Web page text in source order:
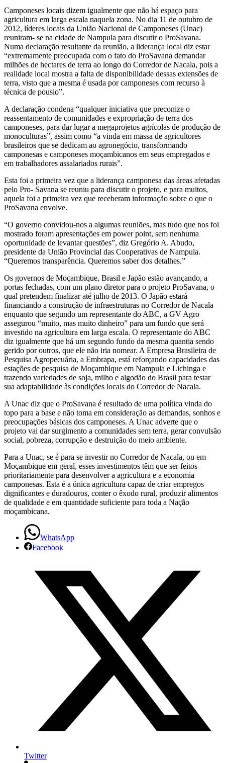
Camponeses locais dizem igualmente que não há espaço para
agricultura em larga escala naquela zona. No dia 11 de outubro de
2012, líderes locais da União Nacional de Camponeses (Unac)
reuniram- se na cidade de Nampula para discutir o ProSavana.
Numa declaração resultante da reunião, a liderança local diz estar
“extremamente preocupada com o fato do ProSavana demandar
milhões de hectares de terra ao longo do Corredor de Nacala, pois a
realidade local mostra a falta de disponibilidade dessas extensões de
terra, visto que a mesma é usada por camponeses com recurso à
técnica de pousio”.
A declaração condena “qualquer iniciativa que preconize o
reassentamento de comunidades e expropriação de terra dos
camponeses, para dar lugar a megaprojetos agrícolas de produção de
monoculturas”, assim como “a vinda em massa de agricultores
brasileiros que se dedicam ao agronegócio, transformando
camponesas e camponeses moçambicanos em seus empregados e
em trabalhadores assalariados rurais”.
Esta foi a primeira vez que a liderança camponesa das áreas afetadas
pelo Pro- Savana se reuniu para discutir o projeto, e para muitos,
aquela foi a primeira vez que receberam informação sobre o que o
ProSavana envolve.
“O governo convidou-nos a algumas reuniões, mas tudo que nos foi
mostrado foram apresentações em power point, sem nenhuma
oportunidade de levantar questões”, diz Gregório A. Abudo,
presidente da União Provincial das Cooperativas de Nampula.
“Queremos transparência. Queremos saber dos detalhes.”
Os governos de Moçambique, Brasil e Japão estão avançando, a
portas fechadas, com um plano diretor para o projeto ProSavana, o
qual pretendem finalizar até julho de 2013. O Japão estará
financiando a construção de infraestruturas no Corredor de Nacala
enquanto que segundo um representante do ABC, a GV Agro
assegurou “muito, mas muito dinheiro” para um fundo que será
investido na agricultura em larga escala. O representante do ABC
diz igualmente que há um segundo fundo da mesma quantia sendo
gerido por outros, que ele não iria nomear. A Empresa Brasileira de
Pesquisa Agropecuária, a Embrapa, está reforçando capacidades das
estações de pesquisa de Moçambique em Nampula e Lichinga e
trazendo variedades de soja, milho e algodão do Brasil para testar
sua adaptabilidade às condições locais do Corredor de Nacala.
A Unac diz que o ProSavana é resultado de uma política vinda do
topo para a base e não toma em consideração as demandas, sonhos e
preocupações básicas dos camponeses. A Unac adverte que o
projeto vai dar surgimento a comunidades sem terra, gerar convulsão
social, pobreza, corrupção e destruição do meio ambiente.
Para a Unac, se é para se investir no Corredor de Nacala, ou em
Moçambique em geral, esses investimentos têm que ser feitos
prioritariamente para desenvolver a agricultura e a economia
camponesas. Esta é a única agricultura capaz de criar empregos
dignificantes e duradouros, conter o êxodo rural, produzir alimentos
de qualidade e em quantidade suficiente para toda a Nação
moçambicana.
WhatsApp
Facebook
Twitter